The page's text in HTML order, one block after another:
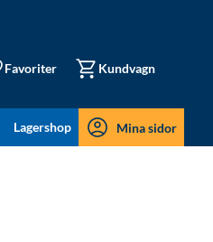
Favoriter Kundvagn
Lagershop Mina sidor